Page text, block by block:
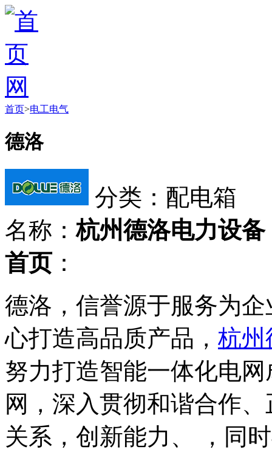
首页>电工电气
德洛
分类：配电箱
名称：杭州德洛电力设备
首页 ：
德洛，信誉源于服务为
心打造高品质产品， 杭州
努力打造智能一体化电
网，深入贯彻和谐合作
关系，创新能力、 ，同